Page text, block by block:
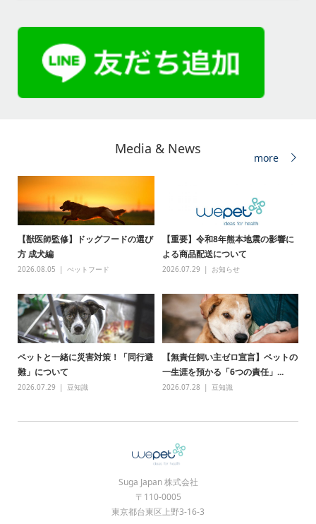
Media & News
more
【獣医師監修】ドッグフードの選び
方 成犬編
2026.08.05 ぺットフード
【重要】令和8年熊本地震の影響に
よる商品配送について
2026.07.29 お知らせ
ペットと一緒に災害対策！「同行避
難」について
2026.07.29 豆知識
【無責任飼い主ゼロ宣言】ペットの
一生涯を預かる「6つの責任」...
2026.07.28 豆知識
Suga Japan 株式会社
〒110-0005
東京都台東区上野3-16-3